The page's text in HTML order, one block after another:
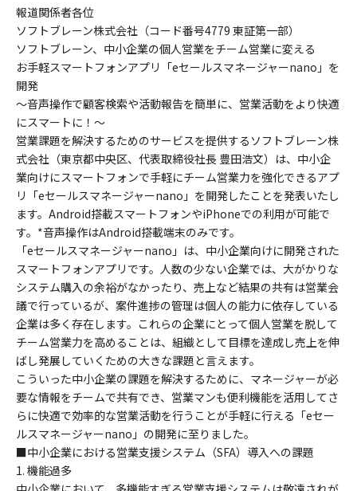
報道関係者各位
ソフトブレーン株式会社（コード番号4779 東証第一部）
ソフトブレーン、中小企業の個人営業をチーム営業に変える
お手軽スマートフォンアプリ「eセールスマネージャーnano」を
開発
～音声操作で顧客検索や活動報告を簡単に、営業活動をより快適
にスマートに！～
営業課題を解決するためのサービスを提供するソフトブレーン株
式会社（東京都中央区、代表取締役社長 豊田浩文）は、中小企
業向けにスマートフォンで手軽にチーム営業力を強化できるアプ
リ「eセールスマネージャーnano」を開発したことを発表いたし
ます。Android搭載スマートフォンやiPhoneでの利用が可能で
す。*音声操作はAndroid搭載端末のみです。
「eセールスマネージャーnano」は、中小企業向けに開発された
スマートフォンアプリです。人数の少ない企業では、大がかりな
システム購入の余裕がなかったり、売上など結果の共有は営業会
議で行っているが、案件進捗の管理は個人の能力に依存している
企業は多く存在します。これらの企業にとって個人営業を脱して
チーム営業力を高めることは、組織として目標を達成し売上を伸
ばし発展していくための大きな課題と言えます。
こういった中小企業の課題を解決するために、マネージャーが必
要な情報をチームで共有でき、営業マンも便利機能を活用してさ
らに快適で効率的な営業活動を行うことが手軽に行える「eセー
ルスマネージャーnano」の開発に至りました。
■中小企業における営業支援システム（SFA）導入への課題
1. 機能過多